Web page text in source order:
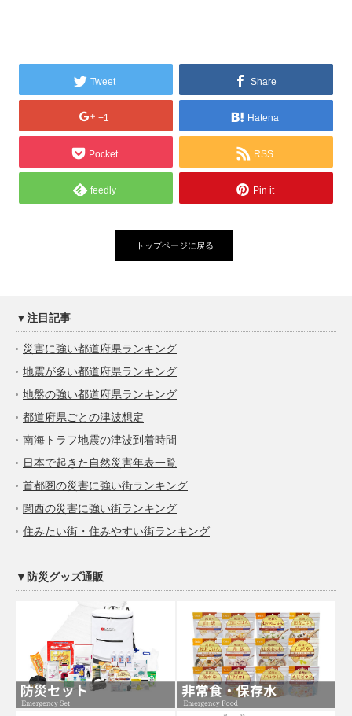
Tweet Share
+1 Hatena
Pocket RSS
feedly Pin it
トップページに戻る
▼注目記事
災害に強い都道府県ランキング
地震が多い都道府県ランキング
地盤の強い都道府県ランキング
都道府県ごとの津波想定
南海トラフ地震の津波到着時間
日本で起きた自然災害年表一覧
首都圏の災害に強い街ランキング
関西の災害に強い街ランキング
住みたい街・住みやすい街ランキング
▼防災グッズ通販